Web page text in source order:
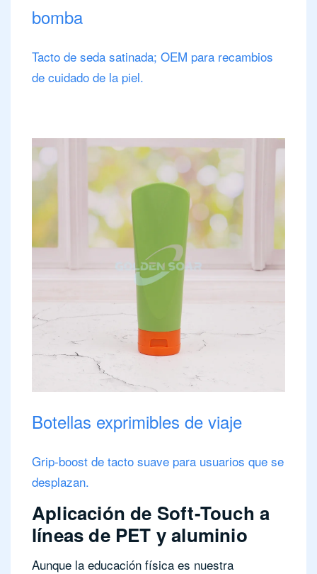
bomba
Tacto de seda satinada; OEM para recambios
de cuidado de la piel.
Botellas exprimibles de viaje
Grip-boost de tacto suave para usuarios que se
desplazan.
Aplicación de Soft-Touch a
líneas de PET y aluminio
Aunque la educación física es nuestra